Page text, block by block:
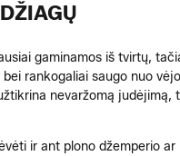
gaminamos iš tvirtų,
rankogaliai saugo nuo
nevaržomą judėjimą,
ir ant plono džemperio